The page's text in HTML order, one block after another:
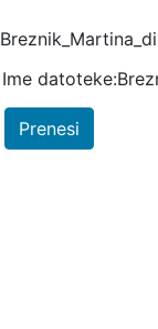
Ime
Prenesi